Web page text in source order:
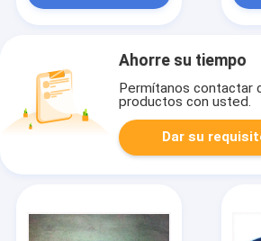
Ahorre su tiempo
Permítanos contactar
productos con usted.
Dar su